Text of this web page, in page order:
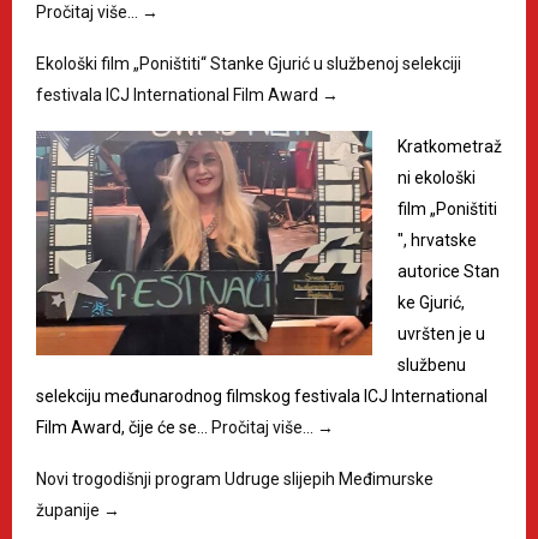
Pročitaj više…
→
Ekološki film „Poništiti“ Stanke Gjurić u službenoj selekciji
festivala ICJ International Film Award →
Kratkometraž
ni ekološki
film „Poništiti
", hrvatske
autorice Stan
ke Gjurić,
uvršten je u
službenu
selekciju međunarodnog filmskog festivala ICJ International
Film Award, čije će se…
Pročitaj više… →
Novi trogodišnji program Udruge slijepih Međimurske
županije →